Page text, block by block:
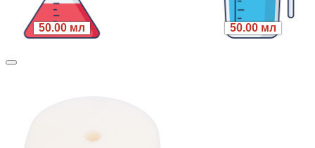
50.00 мл 50.00 мл